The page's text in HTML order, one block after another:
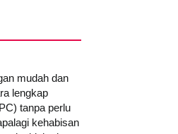
mudah dan
lengkap
tanpa perlu
kehabisan